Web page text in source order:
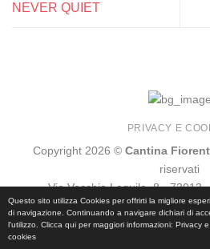
NEVER QUIET
PRIVACY E
Copyright 2026 © Cantina
riservati
Via Vecchia Lequile, 8 - 73013
+39.0836.561470 - FAX
Questo sito utilizza Cookies per offrirti la migliore
di navigazione. Continuando a navigare dichiari di
l'utilizzo. Clicca qui per maggiori informazioni: Privacy e
cookies